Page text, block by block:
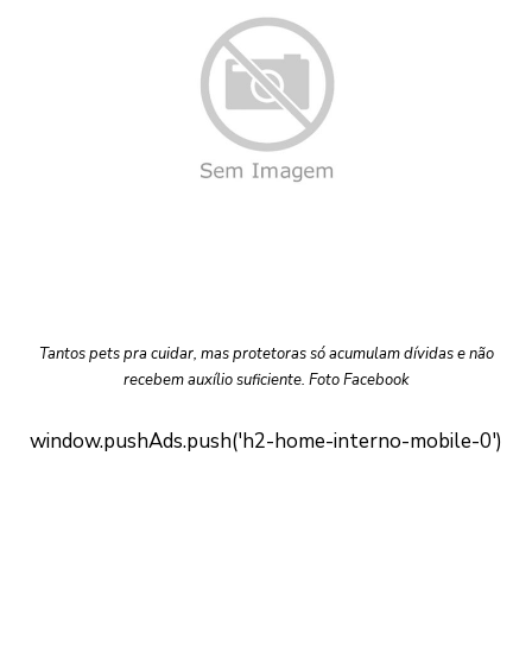
Tantos pets pra cuidar, mas protetoras só acumulam dívidas e não
recebem auxílio suficiente. Foto Facebook